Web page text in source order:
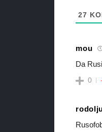
27
mou
Da
0